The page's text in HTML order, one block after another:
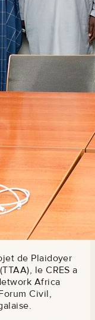
de Plaidoyer
le CRES a
Africa
Civil,